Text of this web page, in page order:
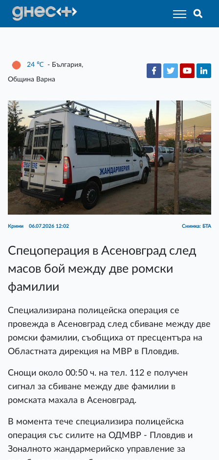
24 ℃ - България,
Община Варна
Крими 06.07.2026 12:02 Снимка: БТА
Спецоперация в Асеновград след
масов бой между две ромски
фамилии
Специализирана полицейска операция се
провежда в Асеновград след сбиване между две
ромски фамилии, съобщиха от пресцентъра на
Областната дирекция на МВР в Пловдив.
Снощи около 00:50 ч. на тел. 112 е получен
сигнал за сбиване между две фамилии в
ромската махала в Асеновград.
В момента тече специализира полицейска
операция със силите на ОДМВР - Пловдив и
Зоналното жандармерийско управление за